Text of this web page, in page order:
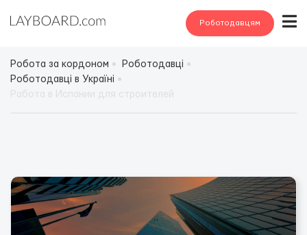
Роботодавцям
Робота за кордоном
Роботодавці
Роботодавці в Україні